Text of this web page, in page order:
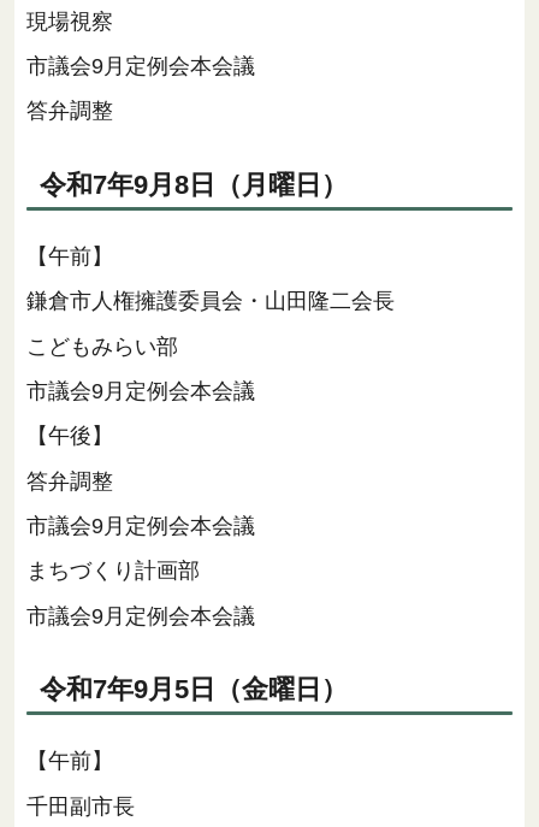
現場視察
市議会9月定例会本会議
答弁調整
令和7年9月8日（月曜日）
【午前】
鎌倉市人権擁護委員会・山田隆二会長
こどもみらい部
市議会9月定例会本会議
【午後】
答弁調整
市議会9月定例会本会議
まちづくり計画部
市議会9月定例会本会議
令和7年9月5日（金曜日）
【午前】
千田副市長